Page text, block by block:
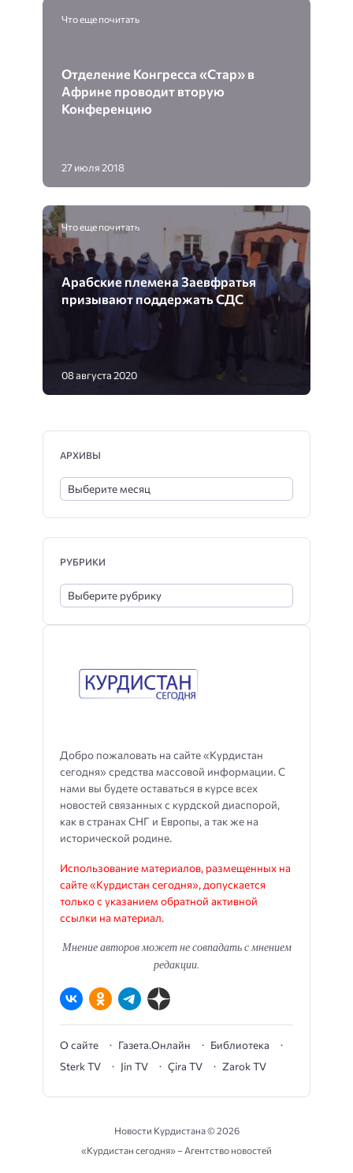
Что еще почитать
Отделение Конгресса «Стар» в
Африне проводит вторую
Конференцию
27 июля 2018
Что еще почитать
Арабские племена Заевфратья
призывают поддержать СДС
08 августа 2020
Добро пожаловать на сайте «Курдистан
сегодня» средства массовой информации. С
нами вы будете оставаться в курсе всех
новостей связанных с курдской диаспорой,
как в странах СНГ и Европы, а так же на
исторической родине.
Использование материалов, размещенных на
сайте «Курдистан сегодня», допускается
только с указанием обратной активной
ссылки на материал.
Мнение авторов может не совпадать с мнением
редакции.
О сайте Газета.Онлайн
Библиотека
Sterk TV
Jin TV Çira TV Zarok TV
АРХИВЫ
РУБРИКИ
Новости Курдистана ©2026
«Курдистан сегодня» – Агентство новостей